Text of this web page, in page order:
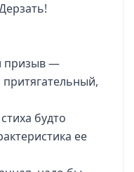
призыв —
будто
ее